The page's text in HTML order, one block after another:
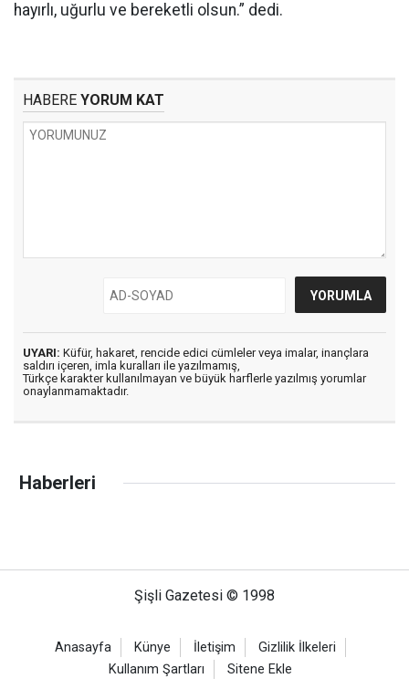
hayırlı, uğurlu ve bereketli olsun.” dedi.
HABERE YORUM KAT
UYARI: Küfür, hakaret, rencide edici cümleler veya imalar, inançlara
saldırı içeren, imla kuralları ile yazılmamış,
Türkçe karakter kullanılmayan ve büyük harflerle yazılmış yorumlar
onaylanmamaktadır.
Haberleri
Şişli Gazetesi © 1998
Anasayfa Künye İletişim
Gizlilik İlkeleri
Kullanım Şartları
Sitene Ekle